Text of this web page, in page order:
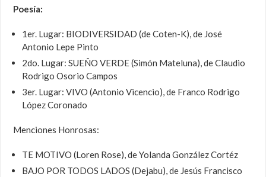
Poesía:
1er. Lugar: BIODIVERSIDAD (de Coten-K), de José
Antonio Lepe Pinto
2do. Lugar: SUEÑO VERDE (Simón Mateluna), de Claudio
Rodrigo Osorio Campos
3er. Lugar: VIVO (Antonio Vicencio), de Franco Rodrigo
López Coronado
Menciones Honrosas:
TE MOTIVO (Loren Rose), de Yolanda González Cortéz
BAJO POR TODOS LADOS (Dejabu), de Jesús Francisco